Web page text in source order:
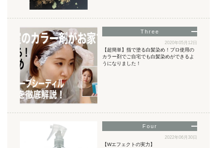
2020年05月12日
【超簡単】指で塗る白髪染め！プロ使用の
カラー剤でご自宅でも白髪染めができるよ
うになりました！
2022年06月30日
【Wエフェクトの実力】